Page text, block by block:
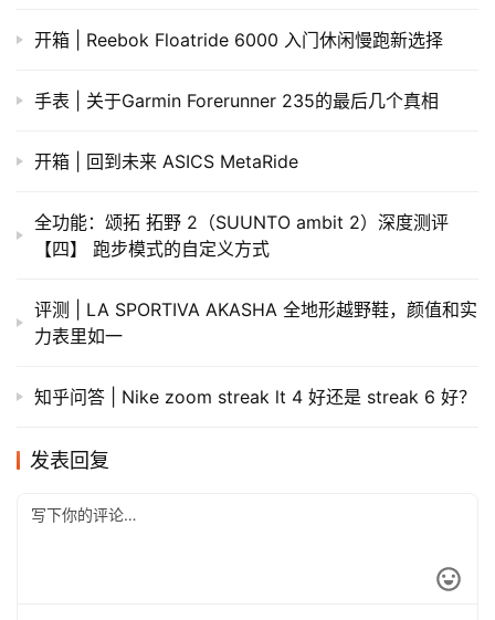
开箱 | Reebok Floatride 6000 入门休闲慢跑新选择
手表 | 关于Garmin Forerunner 235的最后几个真相
开箱 | 回到未来 ASICS MetaRide
全功能：颂拓 拓野 2（SUUNTO ambit 2）深度测评
【四】 跑步模式的自定义方式
评测 | LA SPORTIVA AKASHA 全地形越野鞋，颜值和实
力表里如一
知乎问答 | Nike zoom streak lt 4 好还是 streak 6 好？
发表回复